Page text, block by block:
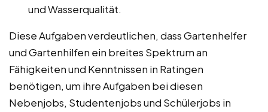
und Wasserqualität.
Diese Aufgaben verdeutlichen, dass Gartenhelfer
und Gartenhilfen ein breites Spektrum an
Fähigkeiten und Kenntnissen in Ratingen
benötigen, um ihre Aufgaben bei diesen
Nebenjobs, Studentenjobs und Schülerjobs in